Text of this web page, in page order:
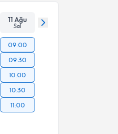
11 Ağu
Sal
09:00
09:30
10:00
10:30
11:00